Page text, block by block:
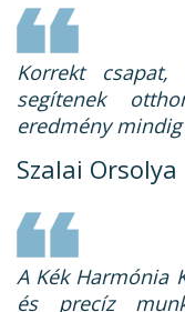
Korrekt csapat,
segítenek
eredmény
Szalai Orsolya
A Kék Harmónia
és precíz